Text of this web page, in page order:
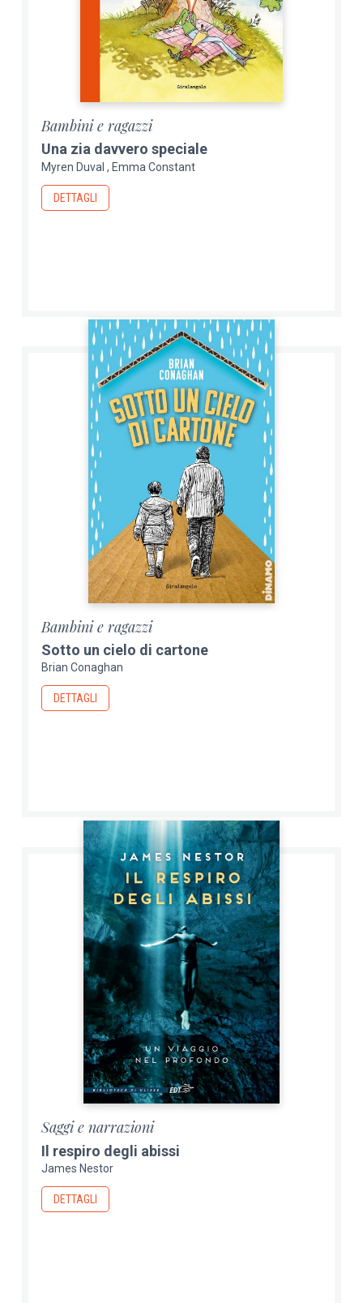
Bambini e ragazzi
Una zia davvero speciale
Myren Duval Emma Constant
DETTAGLI
Bambini e ragazzi
Sotto un cielo di cartone
Brian Conaghan
DETTAGLI
Saggi e narrazioni
Il respiro degli abissi
James Nestor
DETTAGLI